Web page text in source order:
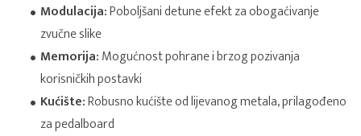
Modulacija:Poboljšani detune efekt za obogaćivanje
zvučne slike
Memorija:Mogućnost pohrane i brzog pozivanja
korisničkih postavki
Kućište:Robusno kućište od lijevanog metala, prilagođeno
za pedalboard